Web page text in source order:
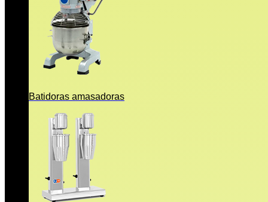
Batidoras amasadoras